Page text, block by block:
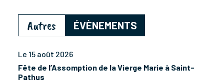
Autres ÉVÈNEMENTS
Le 15 août 2026
Fête de l’Assomption de la Vierge Marie à Saint-
Pathus